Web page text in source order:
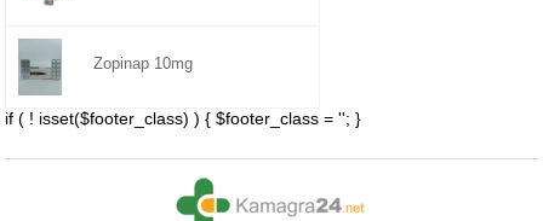
Zopinap 10mg
if ( ! isset($footer_class) ) { $footer_class = ''; }